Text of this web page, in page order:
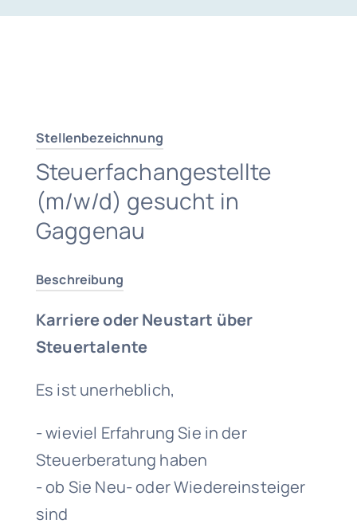
Stellenbezeichnung
Steuerfachangestellte
(m/w/d) gesucht in
Gaggenau
Beschreibung
Karriere oder Neustart über
Steuertalente
Es ist unerheblich,
- wieviel Erfahrung Sie in der
Steuerberatung haben
- ob Sie Neu- oder Wiedereinsteiger
sind